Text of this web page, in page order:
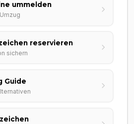
ummelden
reservieren
sichern
Guide